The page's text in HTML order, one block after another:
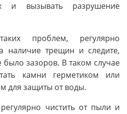
и вызывать разрушение
проблем, регулярно
наличие трещин и следите,
зазоров. В таком случае
камни герметиком или
для защиты от воды.
чистить от пыли и